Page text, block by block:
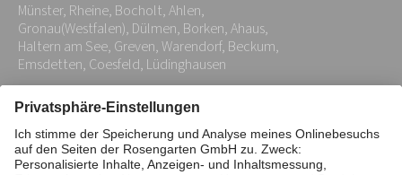
*
Münster, Rheine, Bocholt, Ahlen,
Gronau(Westfalen), Dülmen, Borken, Ahaus,
Haltern am See, Greven, Warendorf, Beckum,
Emsdetten, Coesfeld, Lüdinghausen
Impressum Datenschutz
Stiftung
Interne Meldestelle
Zahlungsmittel